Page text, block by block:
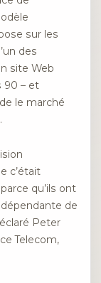
sur les
des
site Web
90 – et
le marché
c’était
qu’ils ont
de
Peter
Telecom,